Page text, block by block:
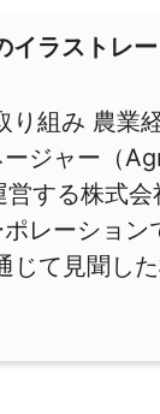
ラストレ
組み 農業
ジャー（
する株式会
レーション
じて見聞し